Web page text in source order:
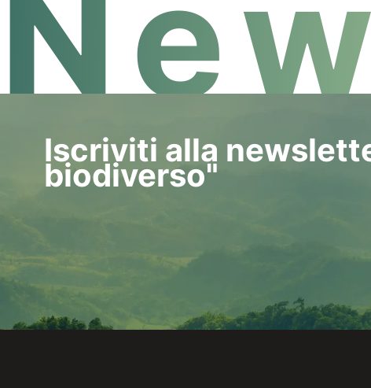
Iscriviti alla
biodiverso"